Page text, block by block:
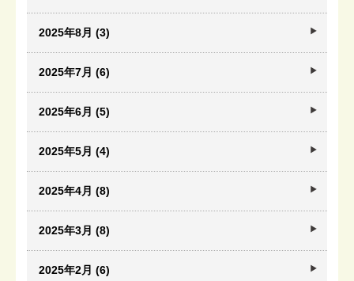
2025年8月 (3)
2025年7月 (6)
2025年6月 (5)
2025年5月 (4)
2025年4月 (8)
2025年3月 (8)
2025年2月 (6)